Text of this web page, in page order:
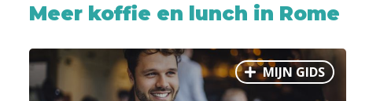
Meer koffie en lunch in Rome
MIJN GIDS